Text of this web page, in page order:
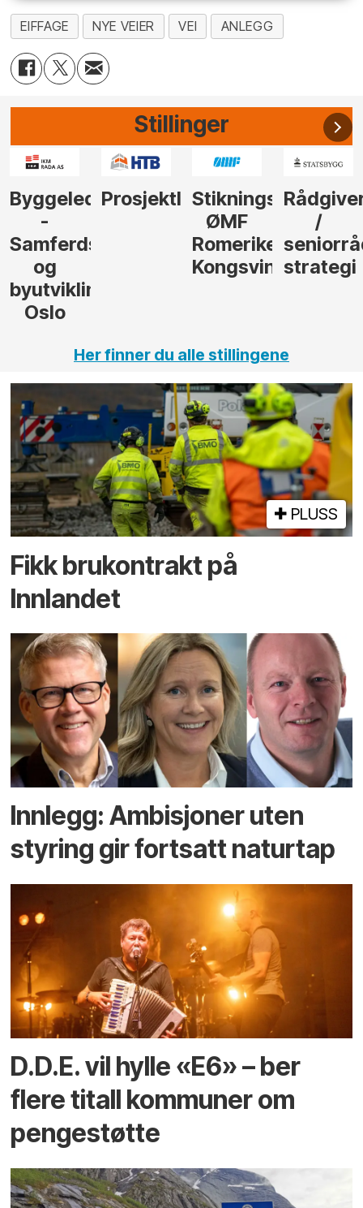
EIFFAGE NYE VEIER VEI ANLEGG
Stillinger
ProsjektlederStikningsingeniør
Kongsvinger
Rådgiver
/
seniorrådgiver
strategi
til
i Gulen
Her finner du alle stillingene
PLUSS
Fikk brukontrakt på
Innlandet
Innlegg: Ambisjoner uten
styring gir fortsatt naturtap
D.D.E. vil hylle «E6» – ber
flere titall kommuner om
pengestøtte